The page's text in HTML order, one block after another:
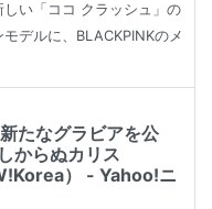
しい「ココ クラッシュ」の
デルに、BLACKPINKのメ
新たなグラビアを公
からぬカリス
） - Yahoo!ニ